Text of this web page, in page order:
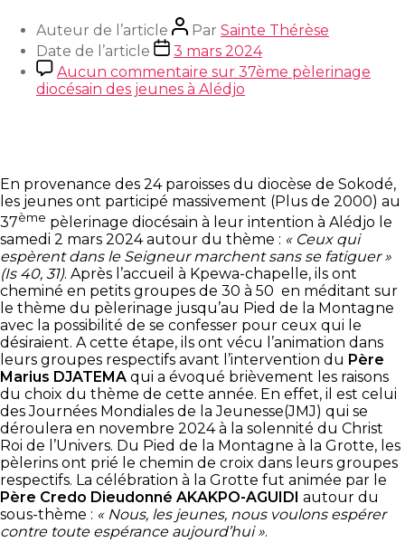
Auteur de l’article Par Sainte Thérèse
Date de l’article
3 mars 2024
Aucun commentaire sur 37ème pèlerinage
diocésain des jeunes à Alédjo
En provenance des 24 paroisses du diocèse de Sokodé,
les jeunes ont participé massivement (Plus de 2000) au
37ème pèlerinage diocésain à leur intention à Alédjo le
samedi 2 mars 2024 autour du thème : « Ceux qui
espèrent dans le Seigneur marchent sans se fatiguer »
(Is 40, 31). Après l’accueil à Kpewa-chapelle, ils ont
cheminé en petits groupes de 30 à 50 en méditant sur
le thème du pèlerinage jusqu’au Pied de la Montagne
avec la possibilité de se confesser pour ceux qui le
désiraient. A cette étape, ils ont vécu l’animation dans
leurs groupes respectifs avant l’intervention du Père
Marius DJATEMA qui a évoqué brièvement les raisons
du choix du thème de cette année. En effet, il est celui
des Journées Mondiales de la Jeunesse(JMJ) qui se
déroulera en novembre 2024 à la solennité du Christ
Roi de l’Univers. Du Pied de la Montagne à la Grotte, les
pèlerins ont prié le chemin de croix dans leurs groupes
respectifs. La célébration à la Grotte fut animée par le
Père Credo Dieudonné AKAKPO-AGUIDI autour du
sous-thème : « Nous, les jeunes, nous voulons espérer
contre toute espérance aujourd’hui ».